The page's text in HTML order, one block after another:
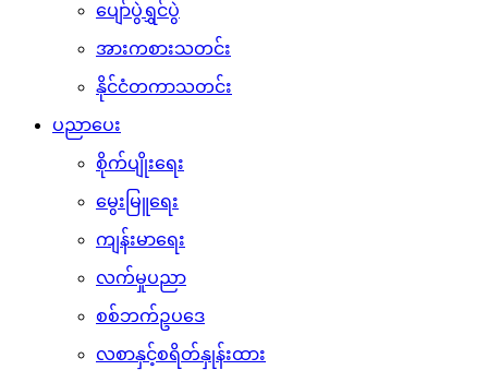
ပျော်ပွဲရွှင်ပွဲ
အားကစားသတင်း
နိုင်ငံတကာသတင်း
ပညာပေး
စိုက်ပျိုးရေး
မွေးမြူရေး
ကျန်းမာရေး
လက်မှုပညာ
စစ်ဘက်ဥပဒေ
လစာနှင့်စရိတ်နှုန်းထား